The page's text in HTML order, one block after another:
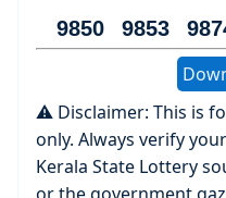
9850 9853
⚠️ Disclaimer: This is
only. Always verify
Kerala State Lottery